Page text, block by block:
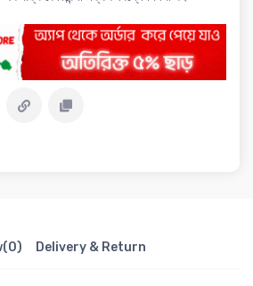
Delivery & Return